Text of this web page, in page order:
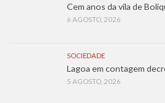
Cem anos da vila de
6 AGOSTO, 2026
SOCIEDADE
Lagoa em contagem
5 AGOSTO, 2026